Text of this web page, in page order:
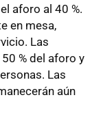
aforo al 40 %.
en mesa,
Las
% del aforo y
Las
aún